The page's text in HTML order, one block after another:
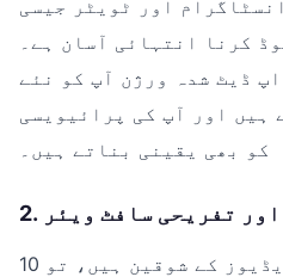
اور ٹویٹر جیسی
کرنا انتہائی آسان ہے۔
ڈیٹ شدہ ورژن آپ کو نئے
ہیں اور آپ کی پرائیویسی
کو بھی یقینی بناتے ہیں۔
اور تفریحی سافٹ ویئر
اگر آپ فلموں اور ویڈیوز کے شوقین ہیں، تو 10win